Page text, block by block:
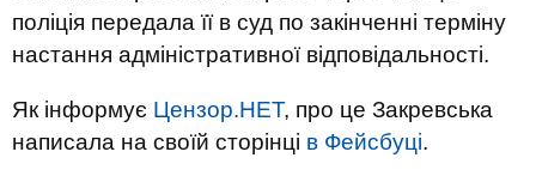
поліція передала її в суд по закінченні терміну
настання адміністративної відповідальності.
Як інформує Цензор.НЕТ, про це Закревська
написала на своїй сторінці в Фейсбуці.